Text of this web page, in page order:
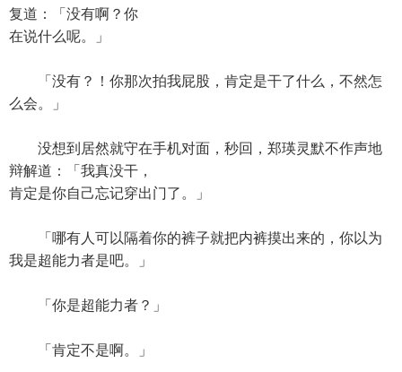
复道：「没有啊？你
在说什么呢。」
「没有？！你那次拍我屁股，肯定是干了什么，不然怎
么会。」
没想到居然就守在手机对面，秒回，郑瑛灵默不作声地
辩解道：「我真没干，
肯定是你自己忘记穿出门了。」
「哪有人可以隔着你的裤子就把内裤摸出来的，你以为
我是超能力者是吧。」
「你是超能力者？」
「肯定不是啊。」